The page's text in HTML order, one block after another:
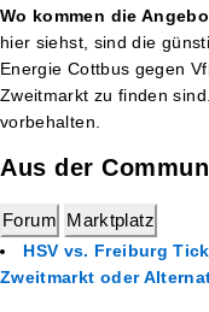
Wo kommen die
hier siehst, sind die
Energie Cottbus gegen
Zweitmarkt zu finden
vorbehalten.
Aus der
Forum Marktplatz
HSV vs. Freiburg
Zweitmarkt oder